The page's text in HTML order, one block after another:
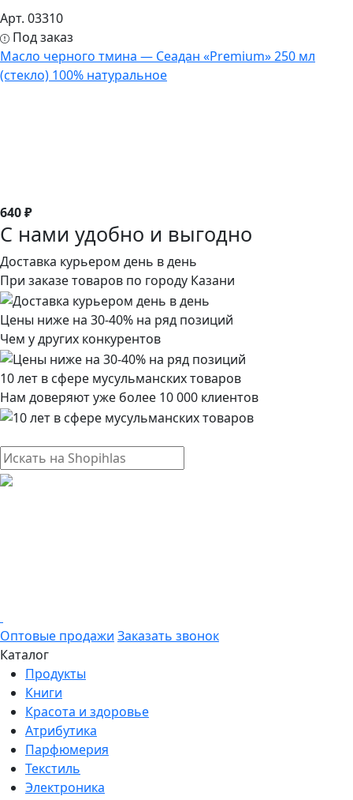
Арт. 03310
Под заказ
Масло черного тмина — Сеадан «Premium» 250 мл
(стекло) 100% натуральное
640 ₽
С нами удобно и выгодно
Доставка курьером день в день
При заказе товаров по городу Казани
Цены ниже на 30-40% на ряд позиций
Чем у других конкурентов
10 лет в сфере мусульманских товаров
Нам доверяют уже более 10 000 клиентов
Оптовые продажи Заказать звонок
Каталог
Продукты
Книги
Красота и здоровье
Атрибутика
Парфюмерия
Текстиль
Электроника